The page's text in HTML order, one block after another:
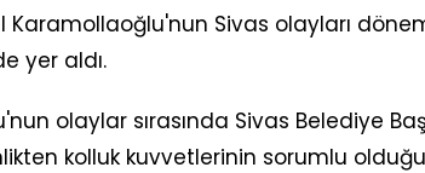
Karamollaoğlu'nun Sivas olayları
yer aldı.
olaylar sırasında Sivas Belediye
kolluk kuvvetlerinin sorumlu